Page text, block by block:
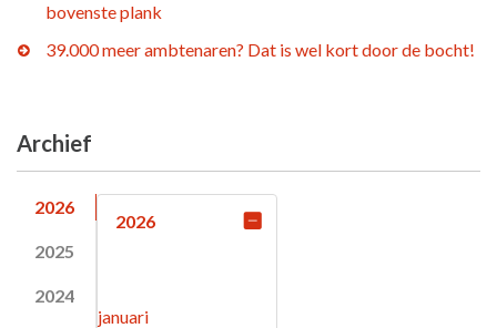
bovenste plank
39.000 meer ambtenaren? Dat is wel kort door de bocht!
Archief
2026
2025
2024
2026
januari